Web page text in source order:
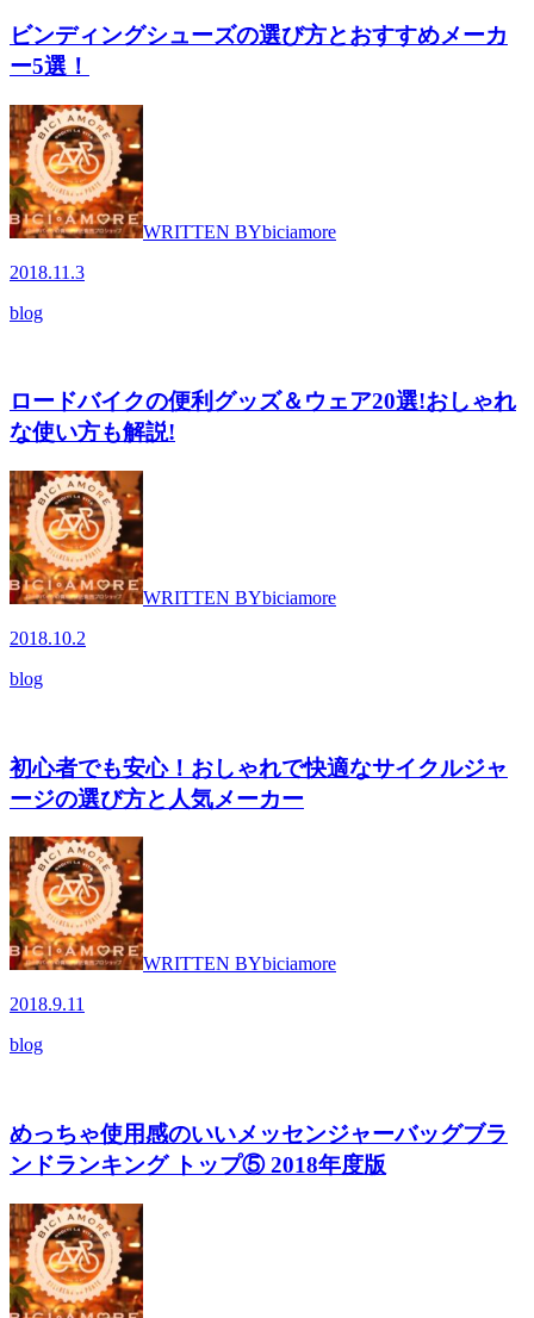
ビンディングシューズの選び方とおすすめメーカ
ー5選！
WRITTEN BYbiciamore
2018.11.3
blog
ロードバイクの便利グッズ＆ウェア20選!おしゃれ
な使い方も解説!
WRITTEN BYbiciamore
2018.10.2
blog
初心者でも安心！おしゃれで快適なサイクルジャ
ージの選び方と人気メーカー
WRITTEN BYbiciamore
2018.9.11
blog
めっちゃ使用感のいいメッセンジャーバッグブラ
ンドランキング トップ⑤ 2018年度版